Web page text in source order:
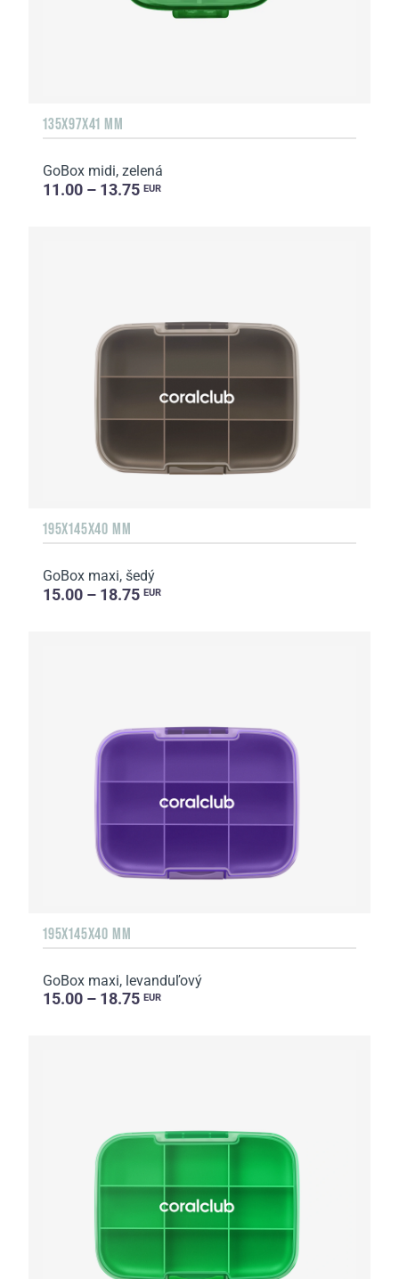
135Х97Х41 MM
GoBox midi, zelená
11.00 – 13.75 EUR
195X145X40 MM
GoBox maxi, šedý
15.00 – 18.75 EUR
195X145X40 MM
GoBox maxi, levanduľový
15.00 – 18.75 EUR